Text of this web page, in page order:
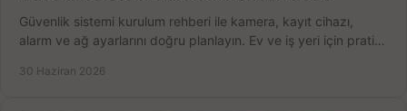
Güvenlik sistemi kurulum rehberi ile kamera, kayıt cihazı,
alarm ve ağ ayarlarını doğru planlayın. Ev ve iş yeri için pratik
30 Haziran 2026